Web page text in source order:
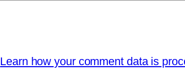
Learn how your comment data is